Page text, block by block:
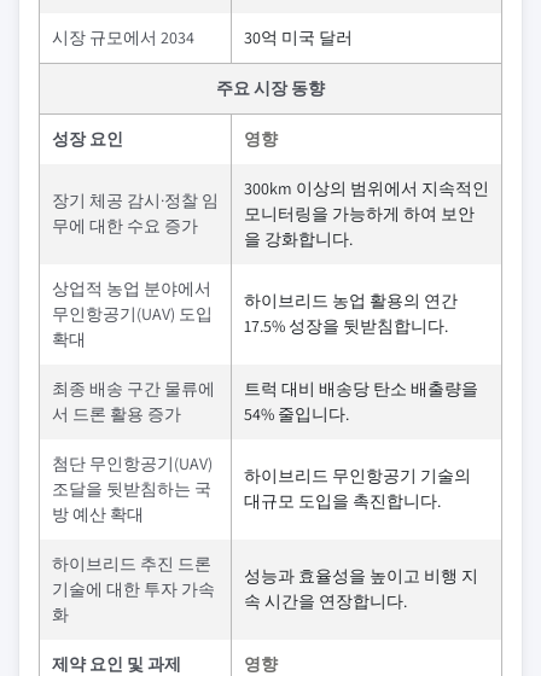
시장 규모에서 2034 30억 미국 달러
주요 시장 동향
성장 요인 영향
장기 체공 감시·정찰 임
무에 대한 수요 증가
300km 이상의 범위에서 지속적인
모니터링을 가능하게 하여 보안
을 강화합니다.
상업적 농업 분야에서
무인항공기(UAV) 도입
확대
하이브리드 농업 활용의 연간
17.5% 성장을 뒷받침합니다.
최종 배송 구간 물류에
서 드론 활용 증가
트럭 대비 배송당 탄소 배출량을
54% 줄입니다.
첨단 무인항공기(UAV)
조달을 뒷받침하는 국
방 예산 확대
하이브리드 무인항공기 기술의
대규모 도입을 촉진합니다.
하이브리드 추진 드론
기술에 대한 투자 가속
화
성능과 효율성을 높이고 비행 지
속 시간을 연장합니다.
제약 요인 및 과제 영향